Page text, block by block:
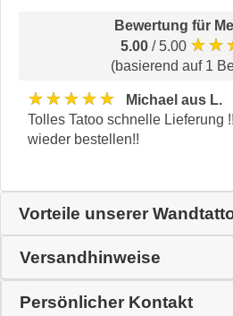
Bewertung für
5.00 / 5.00
(basierend auf 1
★★★★★
Michael aus L.
Tolles Tatoo schnelle Lieferung
wieder bestellen!!
Vorteile unserer
Versandhinweise
Persönlicher Kontakt